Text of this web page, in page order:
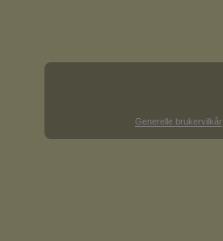
Generelle brukervilkår